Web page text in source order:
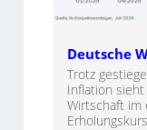
Deutsche
Trotz
Inflation
Wirtschaft im